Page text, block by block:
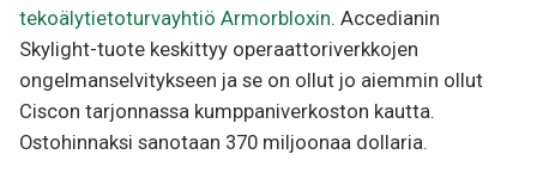
tekoälytietoturvayhtiö Armorbloxin. Accedianin
Skylight-tuote keskittyy operaattoriverkkojen
ongelmanselvitykseen ja se on ollut jo aiemmin ollut
Ciscon tarjonnassa kumppaniverkoston kautta.
Ostohinnaksi sanotaan 370 miljoonaa dollaria.